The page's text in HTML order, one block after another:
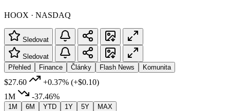
HOOX · NASDAQ
Sledovat
Sledovat
Přehled
Finance Články Flash News Komunita
$27.60 +0.37% (+$0.10)
1M
-37.46%
1M 6M YTD 1Y 5Y MAX